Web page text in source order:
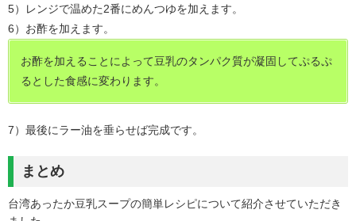
5）レンジで温めた2番にめんつゆを加えます。
6）お酢を加えます。
お酢を加えることによって豆乳のタンパク質が凝固してぷるぷ
るとした食感に変わります。
7）最後にラー油を垂らせば完成です。
まとめ
台湾あったか豆乳スープの簡単レシピについて紹介させていただき